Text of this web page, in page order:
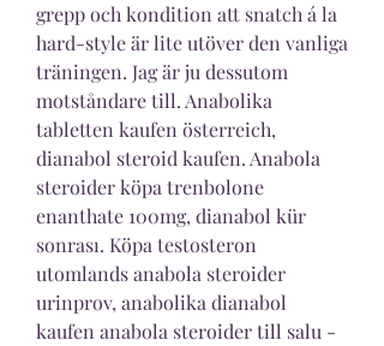
grepp och kondition att snatch á la
hard-style är lite utöver den vanliga
träningen. Jag är ju dessutom
motståndare till. Anabolika
tabletten kaufen österreich,
dianabol steroid kaufen. Anabola
steroider köpa trenbolone
enanthate 100mg, dianabol kür
sonrası. Köpa testosteron
utomlands anabola steroider
urinprov, anabolika dianabol
kaufen anabola steroider till salu -